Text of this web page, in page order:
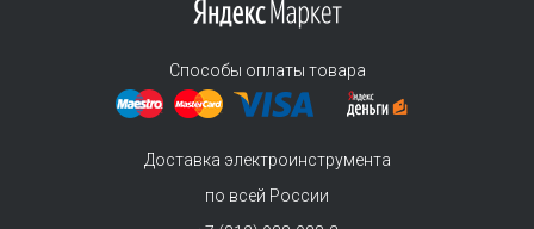
Способы оплаты товара
Доставка электроинструмента
по всей России